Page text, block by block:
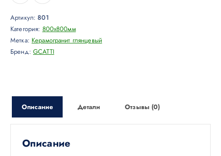
Артикул:801
Категория: 800x800мм
Метка: Керамогранит глянцевый
Бренд:GCATTI
Описание Детали Отзывы (0)
Описание